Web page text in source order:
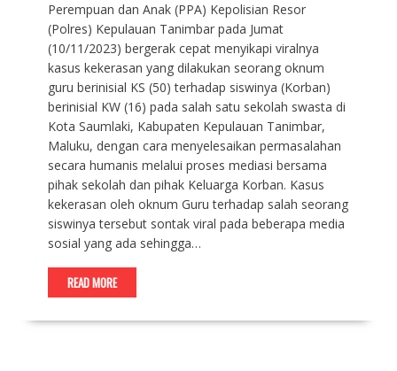
Perempuan dan Anak (PPA) Kepolisian Resor
(Polres) Kepulauan Tanimbar pada Jumat
(10/11/2023) bergerak cepat menyikapi viralnya
kasus kekerasan yang dilakukan seorang oknum
guru berinisial KS (50) terhadap siswinya (Korban)
berinisial KW (16) pada salah satu sekolah swasta di
Kota Saumlaki, Kabupaten Kepulauan Tanimbar,
Maluku, dengan cara menyelesaikan permasalahan
secara humanis melalui proses mediasi bersama
pihak sekolah dan pihak Keluarga Korban. Kasus
kekerasan oleh oknum Guru terhadap salah seorang
siswinya tersebut sontak viral pada beberapa media
sosial yang ada sehingga…
READ MORE